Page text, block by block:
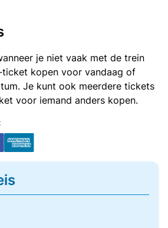
je niet vaak met de trein
ticket kopen voor vandaag of
Je kunt ook meerdere tickets
voor iemand anders kopen.